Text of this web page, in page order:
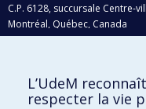
C.P. 6128, succursale Centre-
Montréal, Québec, Canada
H3C 3J7
Qui fait quoi?
L’UdeM
respecter la vie